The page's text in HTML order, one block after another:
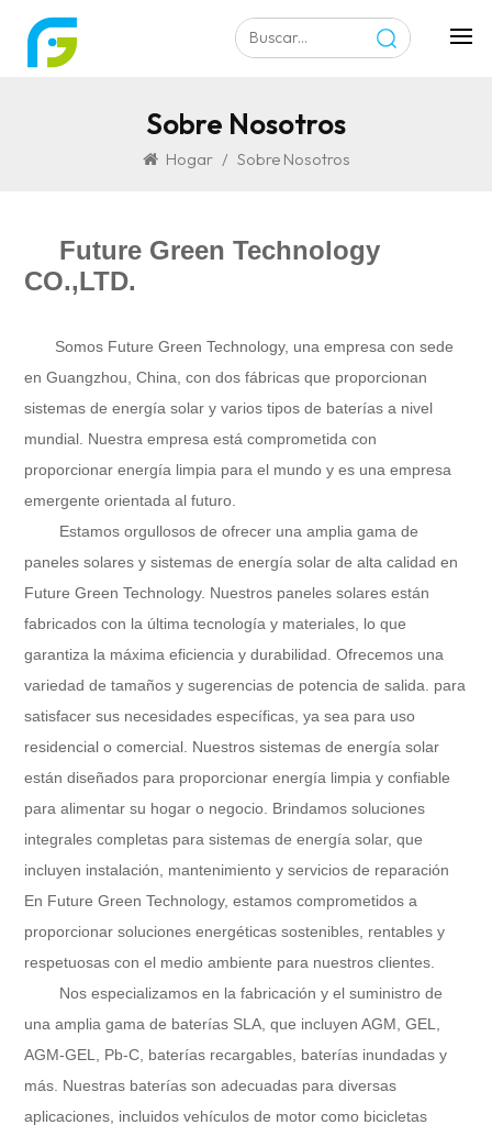
Sobre Nosotros
Hogar / Sobre Nosotros
Future Green Technology
CO.,LTD.
Somos Future Green Technology, una empresa con sede
en Guangzhou, China, con dos fábricas que proporcionan
sistemas de energía solar y varios tipos de baterías a nivel
mundial. Nuestra empresa está comprometida con
proporcionar energía limpia para el mundo y es una empresa
emergente orientada al futuro.
Estamos orgullosos de ofrecer una amplia gama de
paneles solares y sistemas de energía solar de alta calidad en
Future Green Technology. Nuestros paneles solares están
fabricados con la última tecnología y materiales, lo que
garantiza la máxima eficiencia y durabilidad. Ofrecemos una
variedad de tamaños y sugerencias de potencia de salida. para
satisfacer sus necesidades específicas, ya sea para uso
residencial o comercial. Nuestros sistemas de energía solar
están diseñados para proporcionar energía limpia y confiable
para alimentar su hogar o negocio. Brindamos soluciones
integrales completas para sistemas de energía solar, que
incluyen instalación, mantenimiento y servicios de reparación
En Future Green Technology, estamos comprometidos a
proporcionar soluciones energéticas sostenibles, rentables y
respetuosas con el medio ambiente para nuestros clientes.
Nos especializamos en la fabricación y el suministro de
una amplia gama de baterías SLA, que incluyen AGM, GEL,
AGM-GEL, Pb-C, baterías recargables, baterías inundadas y
más. Nuestras baterías son adecuadas para diversas
aplicaciones, incluidos vehículos de motor como bicicletas